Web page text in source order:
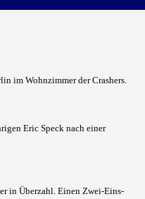
im Wohnzimmer der Crashers.
Eric Speck nach einer
in Überzahl. Einen Zwei-Eins-